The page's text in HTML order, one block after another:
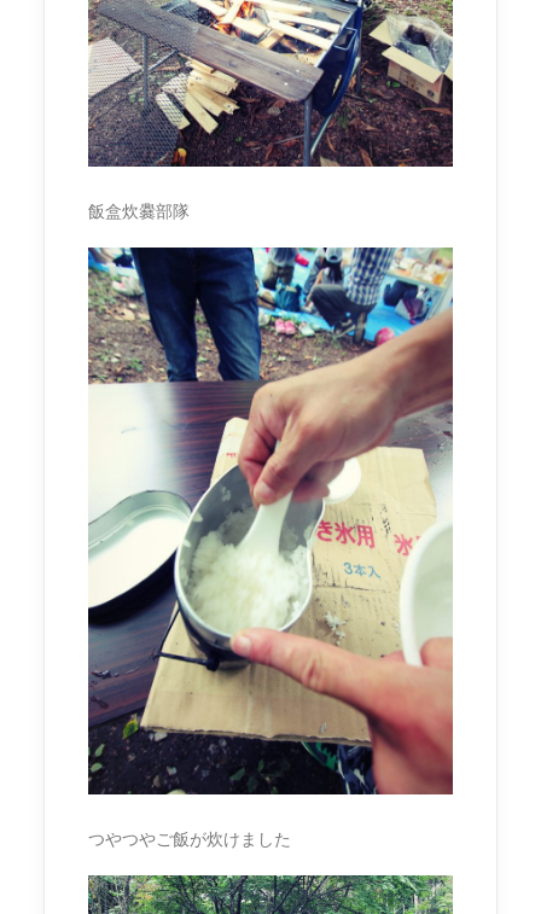
飯盒炊爨部隊
つやつやご飯が炊けました